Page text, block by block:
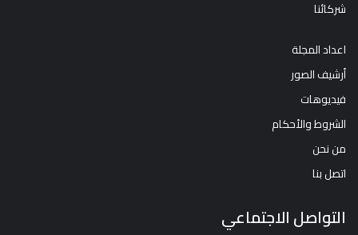
شركائنا
اعداد المجلة
أرشيف الصور
فيديوهات
الشروط والأحكام
من نحن
اتصل بنا
التواصل الاجتماعي